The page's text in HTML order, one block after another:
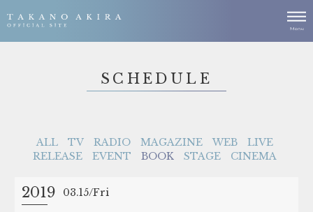
SCHEDULE
ALL TV RADIO MAGAZINE WEB
LIVE
RELEASE
EVENT BOOK STAGE CINEMA
2019 03.15 Fri